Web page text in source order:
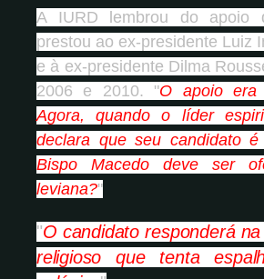
A IURD lembrou do apoio
prestou ao ex-presidente Luiz
e à ex-presidente Dilma
2006 e 2010. "O apoio era
Agora, quando o líder
declara que seu candidato
Bispo Macedo deve ser
leviana?"
"O candidato responderá
religioso que tenta